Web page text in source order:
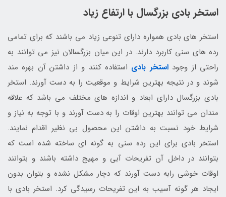
استخر بادی بزرگسال با ارتفاع زیاد
استخر های بادی همواره دارای تنوعی زیاد می باشند که برای تمامی
رده های سنی کاربرد دارند. در این میان بزرگسالان نیز می توانند به
راحتی از وجوداستخر بادی استفاده کنند و از داشتن آن بهره مند
شوند و در نتیجه بهترین شرایط و موقعیت را به دست آورند. استخر
بادی بزرگسال دارای ابعاد و اندازه های مختلف می باشد که علاقه
مندان می توانند بهترین اوقات را به دست آورند و با توجه به نیاز و
شرایط خود نسبت به داشتن این محصول بی نظیر اقدام نمایند.
استخر بادی برای این رده سنی به گونه ای ساخته شده است که
بتوانند در داخل آن تفریحات آبی و مهیج داشته باشند و بتوانند
اوقات خوشی رابه دست آورند که دچار مشکل نشده و بتوان بدون
ایجاد هر گونه آسیب به این تفریحات رسیدگی کرد. استخر بادی با